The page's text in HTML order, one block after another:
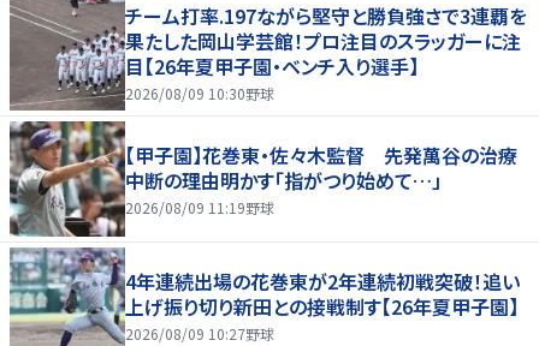
チーム打率.197ながら堅守と勝負強さで3連覇を
果たした岡山学芸館！プロ注目のスラッガーに注
目【26年夏甲子園・ベンチ入り選手】
2026/08/09 10:30野球
【甲子園】花巻東・佐々木監督 先発萬谷の治療
中断の理由明かす「指がつり始めて…」
2026/08/09 11:19野球
4年連続出場の花巻東が2年連続初戦突破！追い
上げ振り切り新田との接戦制す【26年夏甲子園】
2026/08/09 10:27野球